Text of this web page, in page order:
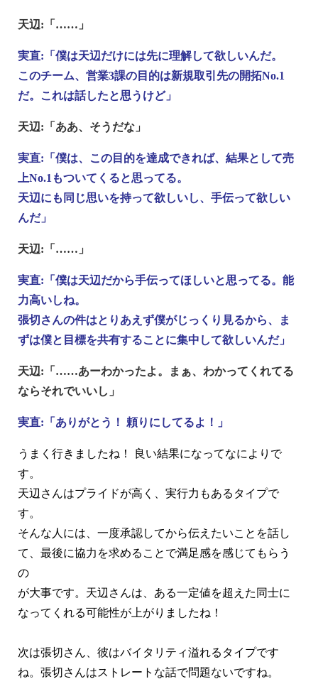
天辺:「……」
実直:「僕は天辺だけには先に理解して欲しいんだ。
このチーム、営業3課の目的は新規取引先の開拓No.1
だ。これは話したと思うけど」
天辺:「ああ、そうだな」
実直:「僕は、この目的を達成できれば、結果として売
上No.1もついてくると思ってる。
天辺にも同じ思いを持って欲しいし、手伝って欲しい
んだ」
天辺:「……」
実直:「僕は天辺だから手伝ってほしいと思ってる。能
力高いしね。
張切さんの件はとりあえず僕がじっくり見るから、ま
ずは僕と目標を共有することに集中して欲しいんだ」
天辺:「……あーわかったよ。まぁ、わかってくれてる
ならそれでいいし」
実直:「ありがとう！ 頼りにしてるよ！」
うまく行きましたね！ 良い結果になってなによりで
す。
天辺さんはプライドが高く、実行力もあるタイプで
す。
そんな人には、一度承認してから伝えたいことを話し
て、最後に協力を求めることで満足感を感じてもらう
の
が大事です。天辺さんは、ある一定値を超えた同士に
なってくれる可能性が上がりましたね！
次は張切さん、彼はバイタリティ溢れるタイプです
ね。張切さんはストレートな話で問題ないですね。